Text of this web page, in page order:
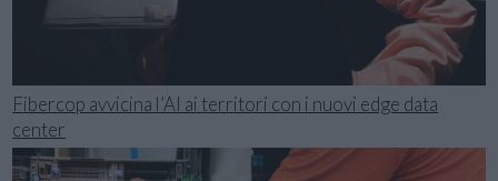
Fibercop avvicina l’AI ai territori con i nuovi edge data
center